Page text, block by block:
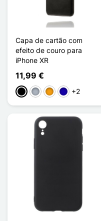
Capa de cartão com
efeito de couro para
iPhone XR
11,99 €
PretoCinzento
LaranjaAzul Escuro
+2